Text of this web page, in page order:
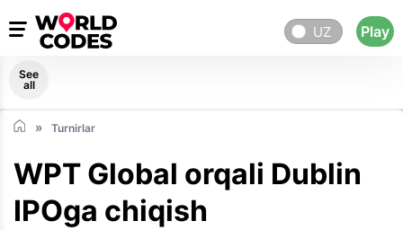
UZ Play
See
all
Turnirlar
WPT Global orqali Dublin
IPOga chiqish